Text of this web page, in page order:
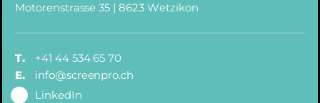
Motorenstrasse 35 | 8623 Wetzikon
T.
+41 44 534 65 70
E.
info@screenpro.ch
LinkedIn